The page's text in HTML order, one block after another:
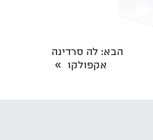
הבא: לה סרדינה
אקפולקו »